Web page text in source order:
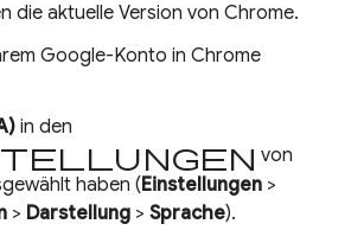
die aktuelle Version von Chrome.
Google-Konto in Chrome
in den
von
haben (Einstellungen >
> Darstellung > Sprache).